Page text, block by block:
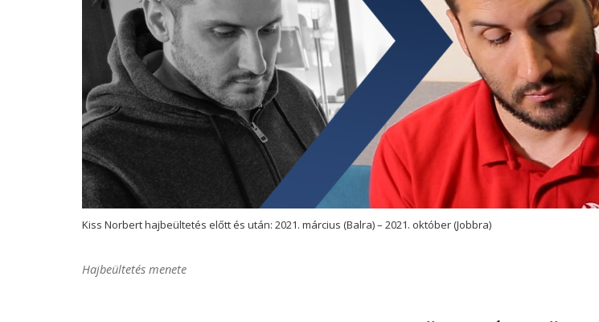
Kiss Norbert hajbeültetés előtt és után: 2021. március (Balra) – 2021. október (Jobbra)
Hajbeültetés menete